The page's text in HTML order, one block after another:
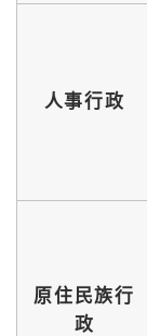
人事行政
原住民族行
政